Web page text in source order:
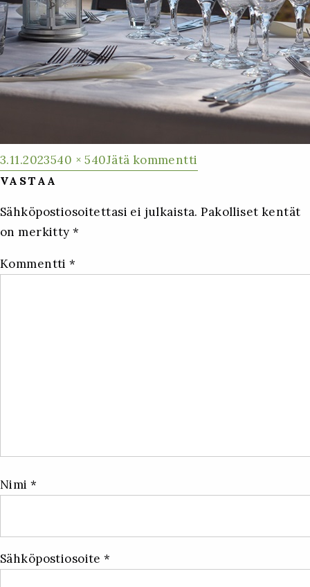
Julkaistu
3.11.2023Täysikokoinen
540 × 540Jätä kommentti
saaristossa
VASTAA
Sähköpostiosoitettasi ei julkaista. Pakolliset kentät
on merkitty*
Kommentti*
Nimi*
Sähköpostiosoite*